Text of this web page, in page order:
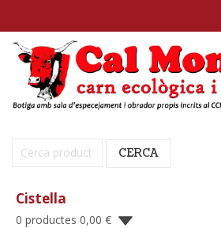
Cerca: CERCA
Cistella
0 productes 0,00 €